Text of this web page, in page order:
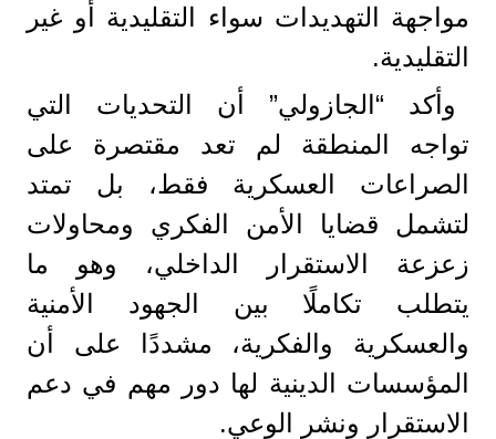
مواجهة التهديدات سواء التقليدية أو غير
التقليدية.
وأكد “الجازولي” أن التحديات التي
تواجه المنطقة لم تعد مقتصرة على
الصراعات العسكرية فقط، بل تمتد
لتشمل قضايا الأمن الفكري ومحاولات
زعزعة الاستقرار الداخلي، وهو ما
يتطلب تكاملًا بين الجهود الأمنية
والعسكرية والفكرية، مشددًا على أن
المؤسسات الدينية لها دور مهم في دعم
الاستقرار ونشر الوعي.